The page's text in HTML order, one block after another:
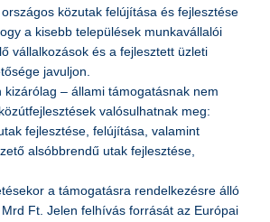
közutak felújítása és fejlesztése
a kisebb települések munkavállalói
vállalkozások és a fejlesztett üzleti
javuljon.
kizárólag – állami támogatásnak nem
valósulhatnak meg:
fejlesztése, felújítása, valamint
alsóbbrendű utak fejlesztése,
a támogatásra rendelkezésre álló
Ft. Jelen felhívás forrását az Európai